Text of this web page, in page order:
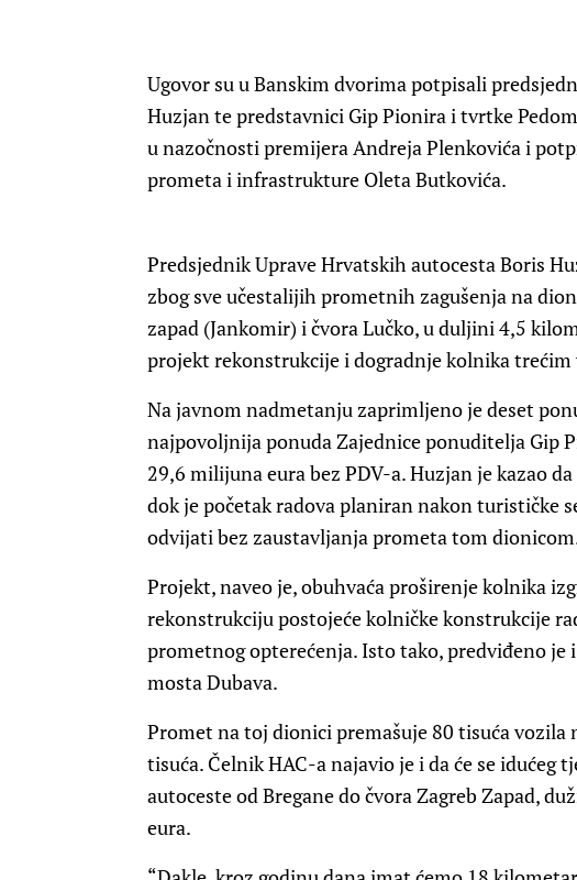
Ugovor su u Banskim dvorima potpisali
Huzjan te predstavnici Gip Pionira i tvrtke
u nazočnosti premijera Andreja Plenkovića i
prometa i infrastrukture Oleta Butkovića.
Predsjednik Uprave Hrvatskih autocesta Boris
zbog sve učestalijih prometnih zagušenja na
zapad (Jankomir) i čvora Lučko, u duljini 4,5
projekt rekonstrukcije i dogradnje kolnika
Na javnom nadmetanju zaprimljeno je deset
najpovoljnija ponuda Zajednice ponuditelja Gip
29,6 milijuna eura bez PDV-a. Huzjan je kazao
dok je početak radova planiran nakon turističke
odvijati bez zaustavljanja prometa tom
Projekt, naveo je, obuhvaća proširenje kolnika
rekonstrukciju postojeće kolničke konstrukcije
prometnog opterećenja. Isto tako, predviđeno je
mosta Dubava.
Promet na toj dionici premašuje 80 tisuća vozila
tisuća. Čelnik HAC-a najavio je i da će se idućeg
autoceste od Bregane do čvora Zagreb Zapad,
eura.